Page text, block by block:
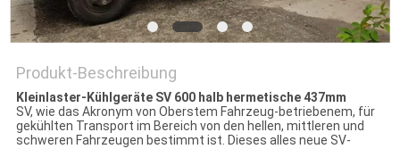
Produkt-Beschreibung
Kleinlaster-Kühlgeräte SV 600 halb hermetische 437mm
SV, wie das Akronym von Oberstem Fahrzeug-betriebenem, für
gekühlten Transport im Bereich von den hellen, mittleren und
schweren Fahrzeugen bestimmt ist. Dieses alles neue SV-